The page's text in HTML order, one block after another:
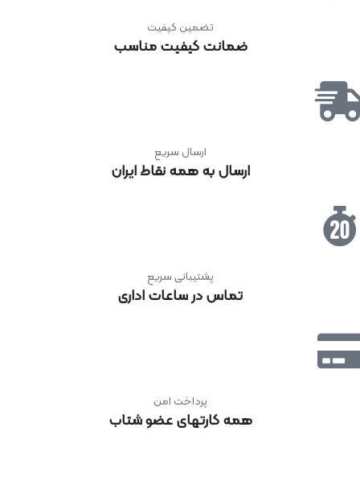
تضمین کیفیت
ضمانت کیفیت مناسب
ارسال سریع
ارسال به همه نقاط ایران
پشتیبانی سریع
تماس در ساعات اداری
پرداخت امن
همه کارتهای عضو شتاب